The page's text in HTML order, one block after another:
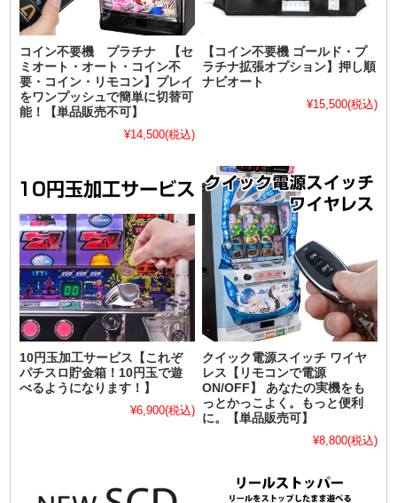
コイン不要機 プラチナ 【セ
ミオート・オート・コイン不
要・コイン・リモコン】プレイ
をワンプッシュで簡単に切替可
能！【単品販売不可】
¥14,500(税込)
【コイン不要機 ゴールド・プ
ラチナ拡張オプション】押し順
ナビオート
¥15,500(税込)
10円玉加工サービス【これぞ
パチスロ貯金箱！10円玉で遊
べるようになります！】
¥6,900(税込)
クイック電源スイッチ ワイヤ
レス【リモコンで電源
ON/OFF】 あなたの実機をも
っとかっこよく。もっと便利
に。【単品販売可】
¥8,800(税込)